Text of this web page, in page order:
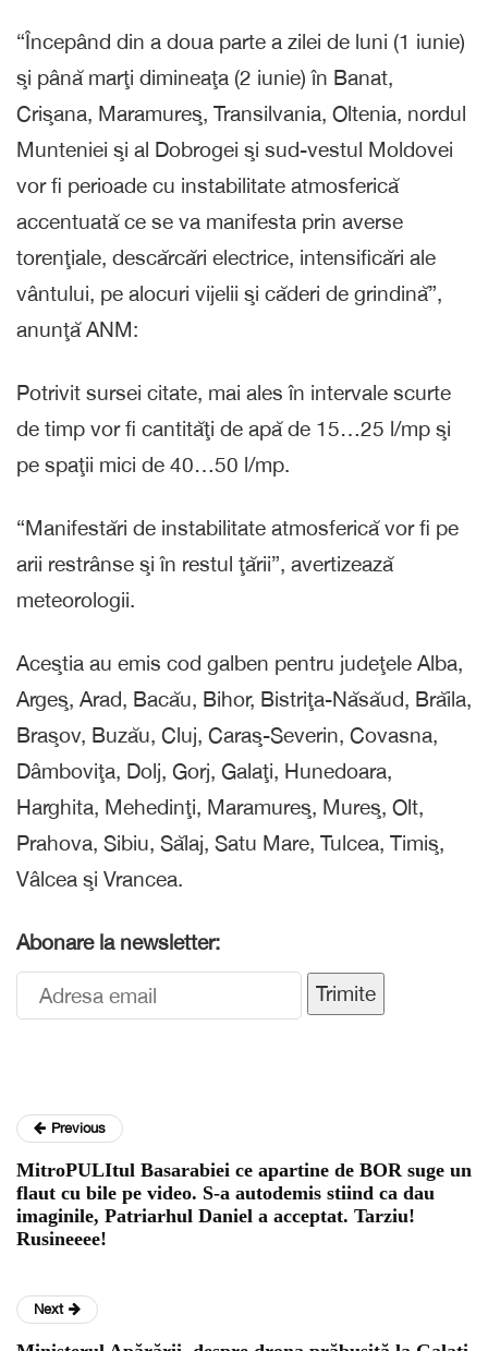
“Începând din a doua parte a zilei de luni (1 iunie)
şi până marţi dimineaţa (2 iunie) în Banat,
Crişana, Maramureş, Transilvania, Oltenia, nordul
Munteniei şi al Dobrogei şi sud-vestul Moldovei
vor fi perioade cu instabilitate atmosferică
accentuată ce se va manifesta prin averse
torenţiale, descărcări electrice, intensificări ale
vântului, pe alocuri vijelii şi căderi de grindină”,
anunţă ANM:
Potrivit sursei citate, mai ales în intervale scurte
de timp vor fi cantităţi de apă de 15…25 l/mp şi
pe spaţii mici de 40…50 l/mp.
“Manifestări de instabilitate atmosferică vor fi pe
arii restrânse şi în restul ţării”, avertizează
meteorologii.
Aceştia au emis cod galben pentru judeţele Alba,
Argeş, Arad, Bacău, Bihor, Bistriţa-Năsăud, Brăila,
Braşov, Buzău, Cluj, Caraş-Severin, Covasna,
Dâmboviţa, Dolj, Gorj, Galaţi, Hunedoara,
Harghita, Mehedinţi, Maramureş, Mureş, Olt,
Prahova, Sibiu, Sălaj, Satu Mare, Tulcea, Timiş,
Vâlcea şi Vrancea.
Abonare la newsletter:
Trimite
Previous
MitroPULItul Basarabiei ce apartine de BOR suge un
flaut cu bile pe video. S-a autodemis stiind ca dau
imaginile, Patriarhul Daniel a acceptat. Tarziu!
Rusineeee!
Next